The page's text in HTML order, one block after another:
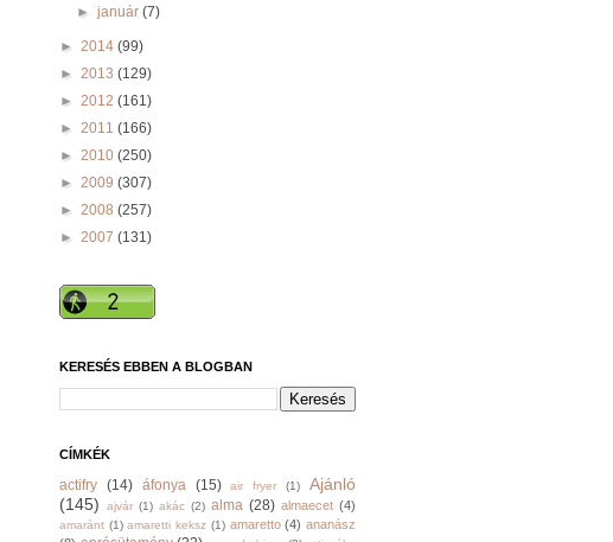
►január(7)
► 2014 (99)
► 2013 (129)
► 2012 (161)
► 2011 (166)
► 2010 (250)
► 2009 (307)
► 2008 (257)
► 2007 (131)
KERESÉS EBBEN A BLOGBAN
CÍMKÉK
actifry (14) áfonya (15) air fryer (1)
Ajánló
(145)
ajvár (1) akác (2) alma (28) almaecet (4)
amaránt (1) amaretti keksz (1) amaretto (4) ananász